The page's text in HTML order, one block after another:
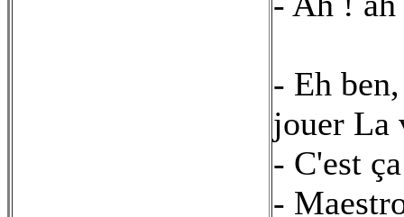
- Eh
jouer La
- C'est ça
-